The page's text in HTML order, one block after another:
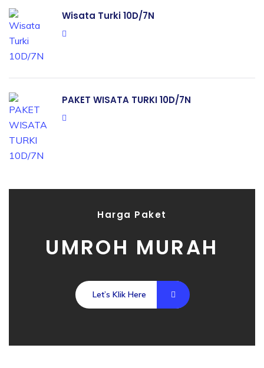
Wisata Turki 10D/7N
PAKET WISATA TURKI 10D/7N
Harga Paket
UMROH MURAH
Let’s Klik Here